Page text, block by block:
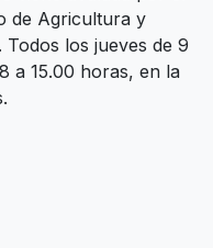
de Agricultura y
los jueves de 9
a 15.00 horas, en la